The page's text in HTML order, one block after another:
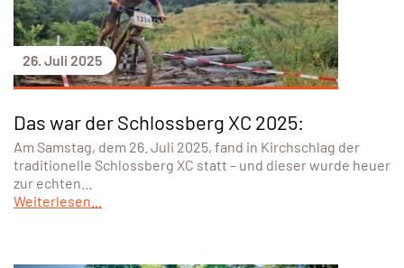
26. Juli 2025
Das war der Schlossberg XC 2025:
Am Samstag, dem 26. Juli 2025, fand in Kirchschlag der
traditionelle Schlossberg XC statt – und dieser wurde heuer
zur echten…
Weiterlesen...